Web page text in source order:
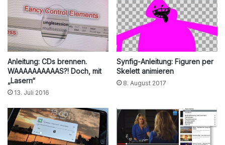
Anleitung: CDs brennen.
WAAAAAAAAAAS?! Doch, mit
„Lasern“
13. Juli 2016
Synfig-Anleitung: Figuren per
Skelett animieren
8. August 2017